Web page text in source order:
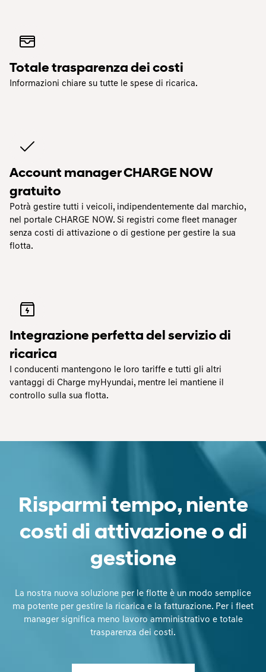
Totale trasparenza dei costi
Informazioni chiare su tutte le spese di ricarica.
Account manager CHARGE NOW
gratuito
Potrà gestire tutti i veicoli, indipendentemente dal marchio,
nel portale CHARGE NOW. Si registri come fleet manager
senza costi di attivazione o di gestione per gestire la sua
flotta.
Integrazione perfetta del servizio di
ricarica
I conducenti mantengono le loro tariffe e tutti gli altri
vantaggi di Charge myHyundai, mentre lei mantiene il
controllo sulla sua flotta.
Risparmi tempo, niente
costi di attivazione o di
gestione
La nostra nuova soluzione per le flotte è un modo semplice
ma potente per gestire la ricarica e la fatturazione. Per i fleet
manager significa meno lavoro amministrativo e totale
trasparenza dei costi.